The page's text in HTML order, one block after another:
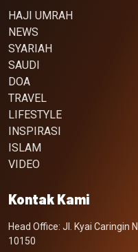
HAJI UMRAH
NEWS
SYARIAH
SAUDI
DOA
TRAVEL
LIFESTYLE
INSPIRASI
ISLAM
VIDEO
Kontak Kami
Head Office: Jl. Kyai Caringin
10150